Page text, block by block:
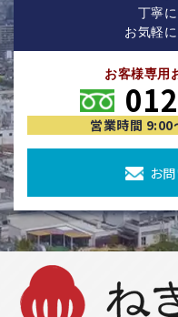
丁寧
お気軽
お客様専用
営業時間
お